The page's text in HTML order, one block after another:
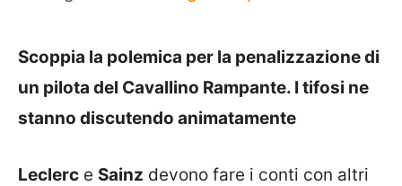
Scoppia la polemica per la penalizzazione di
un pilota del Cavallino Rampante. I tifosi ne
stanno discutendo animatamente
Leclerc e Sainz devono fare i conti con altri